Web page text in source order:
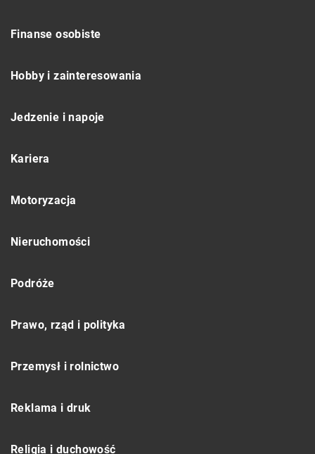
Finanse osobiste
Hobby i zainteresowania
Jedzenie i napoje
Kariera
Motoryzacja
Nieruchomości
Podróże
Prawo, rząd i polityka
Przemysł i rolnictwo
Reklama i druk
Religia i duchowość